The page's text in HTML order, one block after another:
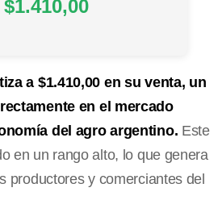
$1.410,00
a $1.410,00 en su venta, un
en el mercado
del agro argentino. Este
en un rango alto, lo que genera
productores y comerciantes del